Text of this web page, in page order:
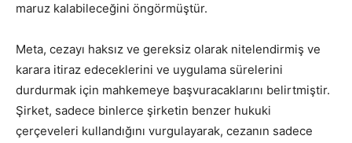
maruz kalabileceğini öngörmüştür.
Meta, cezayı haksız ve gereksiz olarak nitelendirmiş ve
karara itiraz edeceklerini ve uygulama sürelerini
durdurmak için mahkemeye başvuracaklarını belirtmiştir.
Şirket, sadece binlerce şirketin benzer hukuki
çerçeveleri kullandığını vurgulayarak, cezanın sadece